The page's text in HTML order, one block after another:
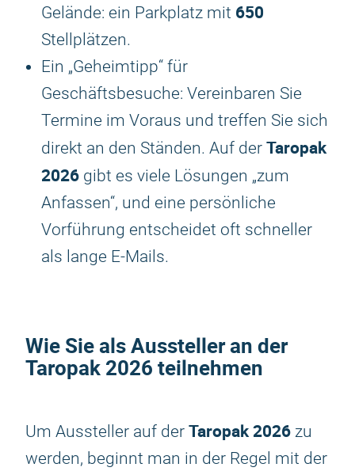
Gelände: ein Parkplatz mit 650
Stellplätzen.
Ein „Geheimtipp“ für
Geschäftsbesuche: Vereinbaren Sie
Termine im Voraus und treffen Sie sich
direkt an den Ständen. Auf der Taropak
2026 gibt es viele Lösungen „zum
Anfassen“, und eine persönliche
Vorführung entscheidet oft schneller
als lange E-Mails.
Wie Sie als Aussteller an der
Taropak 2026 teilnehmen
Um Aussteller auf der Taropak 2026 zu
werden, beginnt man in der Regel mit der